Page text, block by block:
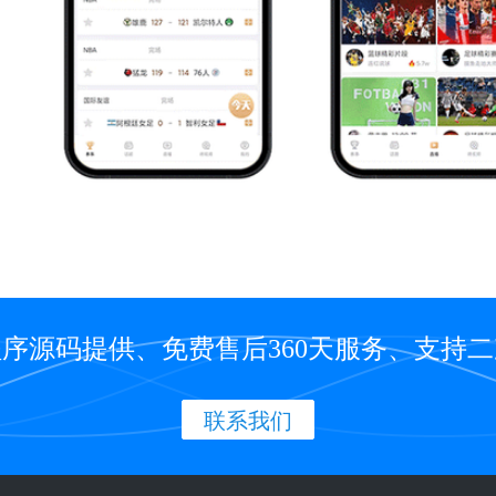
源码提供、免费售后360天服务、支持
联系我们